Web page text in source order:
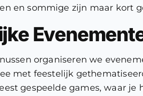
en sommige zijn maar kort
organiseren we
met feestelijk
gespeelde games, waar